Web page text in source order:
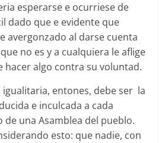
esperarse e ocurriese de
dado que e evidente que
avergonzado al darse cuenta
no es y a cualquiera le aflige
hacer algo contra su voluntad.
entones, debe ser la
e inculcada a cada
una Asamblea del pueblo.
esto: que nadie, con